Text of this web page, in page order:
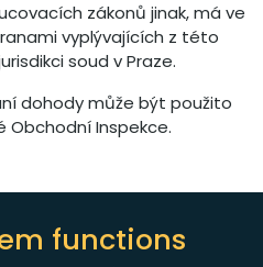
zákonů jinak, má ve
vyplývajících z této
soud v Praze.
dohody může být použito
Obchodní Inspekce.
functions